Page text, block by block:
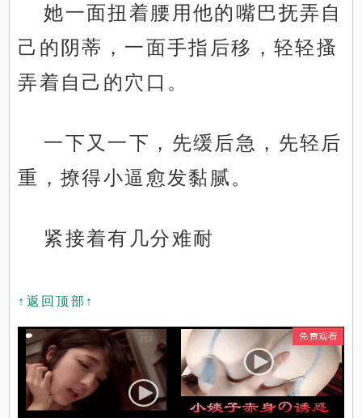
她一面扭着腰用他的嘴巴抚弄自
己的阴蒂，一面手指后移，轻轻搔
弄着自己的穴口。
一下又一下，先缓后急，先轻后
重，撩得小逼愈发黏腻。
紧接着有几分难耐
↑返回顶部↑